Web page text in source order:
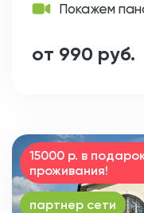
Покажем
от 990 руб.
15000 р. в
проживания!
партнер сети